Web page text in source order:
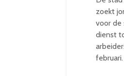
zoekt
voor de
dienst
februari.